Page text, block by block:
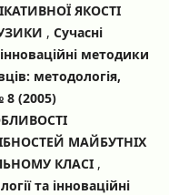
ЯКОСТІ
, Сучасні
методики
методологія,
8 (2005)
МАЙБУТНІХ
КЛАСІ ,
та інноваційні